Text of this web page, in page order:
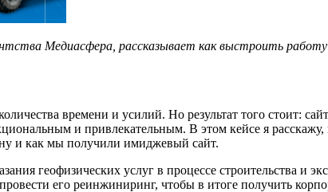
Медиасфера, рассказывает как выстроить
времени и усилий. Но результат того стоит:
и привлекательным. В этом кейсе я
и как мы получили имиджевый сайт.
геофизических услуг в процессе строительства и
его реинжиниринг, чтобы в итоге получить